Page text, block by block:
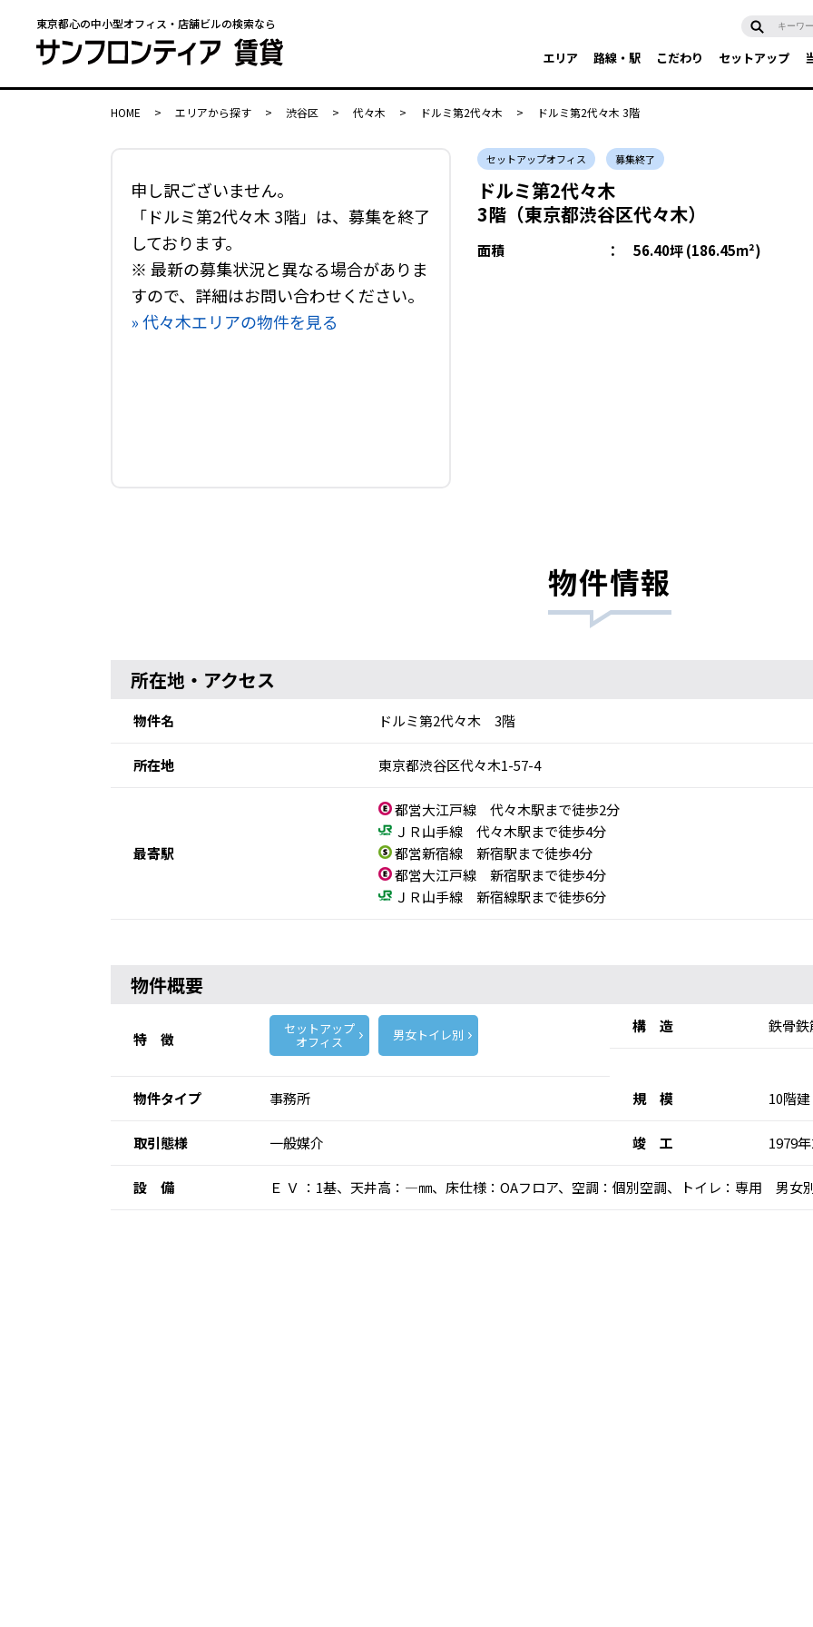
東京都心の中小型オフィス・店舗ビルの検索なら
エリア 路線・駅 こだわり セットアップ
HOME > エリアから探す > 渋谷区 > 代々木 > ドルミ第2代々木 > ドルミ第2代々木 3階
申し訳ございません。
「ドルミ第2代々木 3階」は、募集を終了
しております。
※ 最新の募集状況と異なる場合がありま
すので、詳細はお問い合わせください。
» 代々木エリアの物件を見る
セットアップオフィス 募集終了
ドルミ第2代々木
3階（東京都渋谷区代々木）
面積 ： 56.40坪 (186.45m²)
物件情報
所在地・アクセス
物件名 ドルミ第2代々木 3階
所在地 東京都渋谷区代々木1-57-4
最寄駅
都営大江戸線 代々木駅まで徒歩2分
ＪＲ山手線 代々木駅まで徒歩4分
都営新宿線 新宿駅まで徒歩4分
都営大江戸線 新宿駅まで徒歩4分
ＪＲ山手線 新宿線駅まで徒歩6分
物件概要
特 徴
セットアップ
オフィス 男女トイレ別 構 造 鉄骨
物件タイプ 事務所 規 模 10階建
取引態様 一般媒介 竣 工 1979
設 備 Ｅ Ｖ ：1基、天井高：―㎜、床仕様：OAフロア、空調：個別空調、トイレ：専用 男